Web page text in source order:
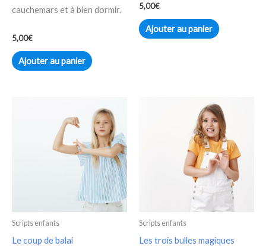
cauchemars et à bien dormir.
5,00€
Ajouter au panier
5,00€
Ajouter au panier
Scripts enfants
Le coup de balai
Scripts enfants
Les trois bulles magiques